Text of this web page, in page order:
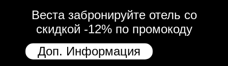
Веста забронируйте отель со
скидкой -12% по промокоду
Доп. Информация